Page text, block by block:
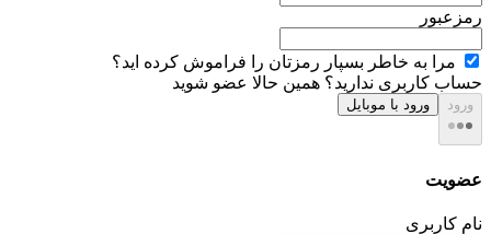
رمزعبور
مرا به خاطر بسپار رمزتان را فراموش کرده اید؟
حساب کاربری ندارید؟ همین حالا عضو شوید
ورود ورود با موبایل
عضویت
نام کاربری